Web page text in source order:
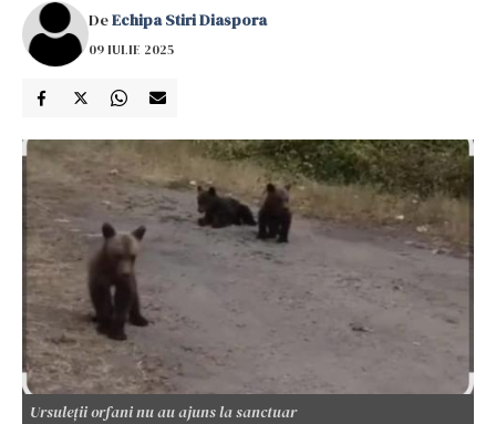
DeEchipa Stiri Diaspora
09 IULIE 2025
Ursuleții orfani nu au ajuns la sanctuar